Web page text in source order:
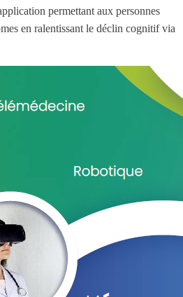
permettant aux personnes
en ralentissant le déclin cognitif via